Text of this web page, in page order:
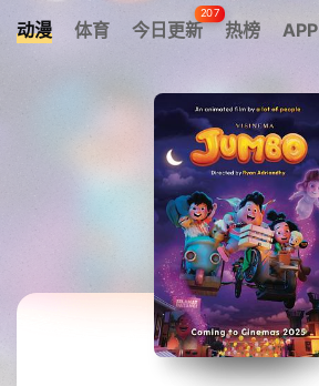
动漫 体育 今日更新
207
热榜 APP
暂无观看影片的记录